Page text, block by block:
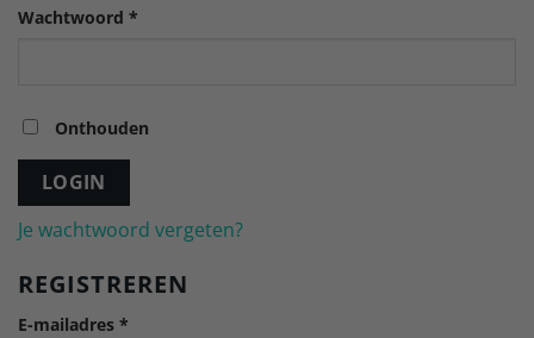
Wachtwoord *
Onthouden
LOGIN
Je wachtwoord vergeten?
REGISTREREN
E-mailadres *